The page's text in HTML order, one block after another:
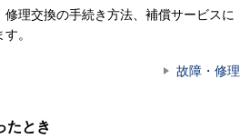
理交換の手続き方法、補償サービスに
。
故障・修理
たとき